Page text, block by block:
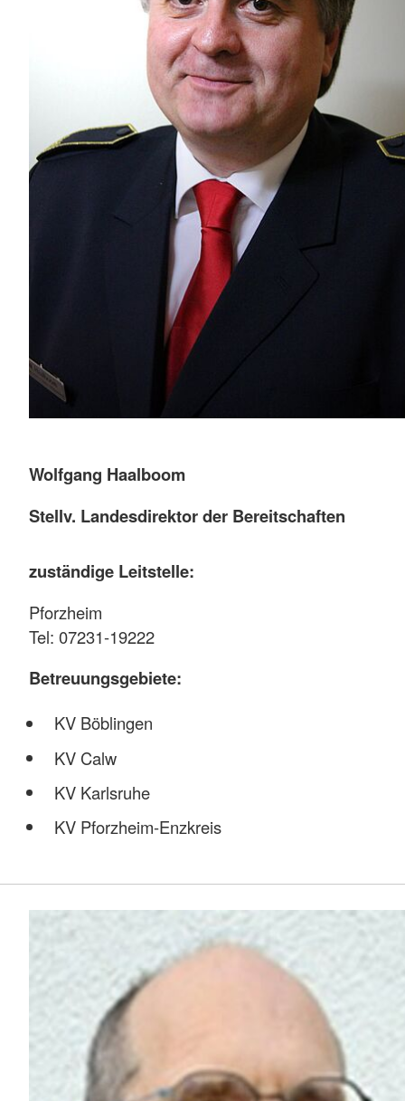
Wolfgang Haalboom
Stellv. Landesdirektor der Bereitschaften
zuständige Leitstelle:
Pforzheim
Tel: 07231-19222
Betreuungsgebiete:
KV Böblingen
KV Calw
KV Karlsruhe
KV Pforzheim-Enzkreis